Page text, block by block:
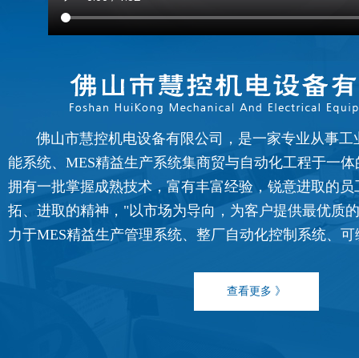
佛山市慧控机电设备有限公司，是一家专业从事工
能系统、MES精益生产系统集商贸与自动化工程于一
拥有一批掌握成熟技术，富有丰富经验，锐意进取的
拓、进取的精神，"以市场为导向，为客户提供最优质
力于MES精益生产管理系统、整厂自动化控制系统、
查看更多 》
FATEK永宏PLC食品加工行业的
...
FATEK永宏PLC纸箱机械行业四